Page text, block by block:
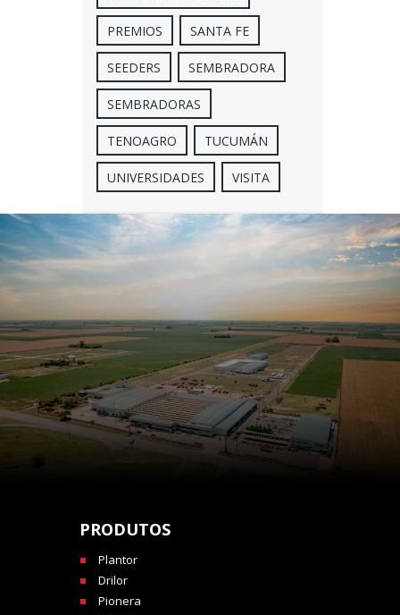
PREMIOS SANTA FE
SEEDERS SEMBRADORA
SEMBRADORAS
TENOAGRO TUCUMÁN
UNIVERSIDADES VISITA
PRODUTOS
Plantor
Drilor
Pionera